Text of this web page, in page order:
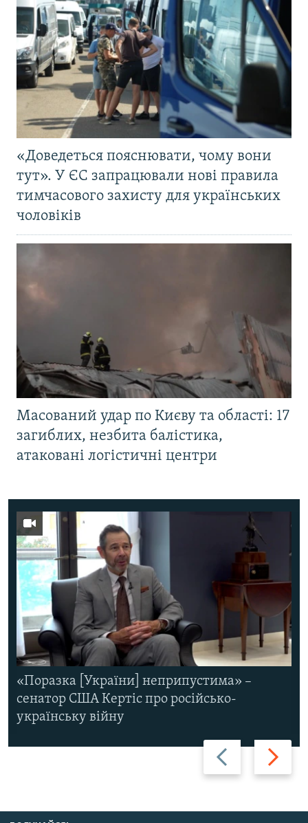
«Доведеться пояснювати, чому вони
тут». У ЄС запрацювали нові правила
тимчасового захисту для українських
чоловіків
Масований удар по Києву та області: 17
загиблих, незбита балістика,
атаковані логістичні центри
Назад Вперед
«Поразка [України] неприпустима» –
сенатор США Кертіс про російсько-
українську війну